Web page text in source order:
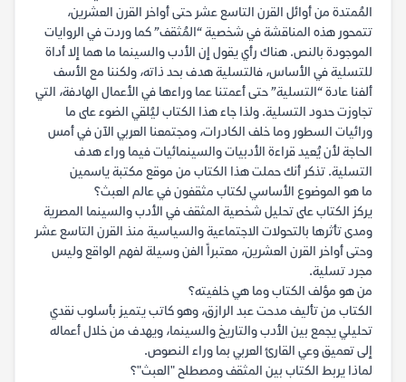
المُمتدة من أوائل القرن التاسع عشر حتى أواخر القرن العشرين،
تتمحور هذه المناقشة في شخصية “المُثقف” كما وردت في الروايات
الموجودة بالنص. هناك رأي يقول إن الأدب والسينما ما هما إلا أداة
للتسلية في الأساس، فالتسلية هدف بحد ذاته، ولكننا مع الأسف
ألفنا عادة “التسلية” حتى أعمتنا عما وراءها في الأعمال الهادفة، التي
تجاوزت حدود التسلية. ولذا جاء هذا الكتاب ليُلقي الضوء على ما
ورائيات السطور وما خلف الكادرات، ومجتمعنا العربي الآن في أمس
الحاجة لأن يُعيد قراءة الأدبيات والسينمائيات فيما وراء هدف
التسلية. تذكر أنك حملت هذا الكتاب من موقع مكتبة ياسمين
ما هو الموضوع الأساسي لكتاب مثقفون في عالم العبث؟
يركز الكتاب على تحليل شخصية المثقف في الأدب والسينما المصرية
ومدى تأثرها بالتحولات الاجتماعية والسياسية منذ القرن التاسع عشر
وحتى أواخر القرن العشرين، معتبراً الفن وسيلة لفهم الواقع وليس
مجرد تسلية.
من هو مؤلف الكتاب وما هي خلفيته؟
الكتاب من تأليف مدحت عبد الرازق، وهو كاتب يتميز بأسلوب نقدي
تحليلي يجمع بين الأدب والتاريخ والسينما، ويهدف من خلال أعماله
إلى تعميق وعي القارئ العربي بما وراء النصوص.
لماذا يربط الكتاب بين المثقف ومصطلح "العبث"؟